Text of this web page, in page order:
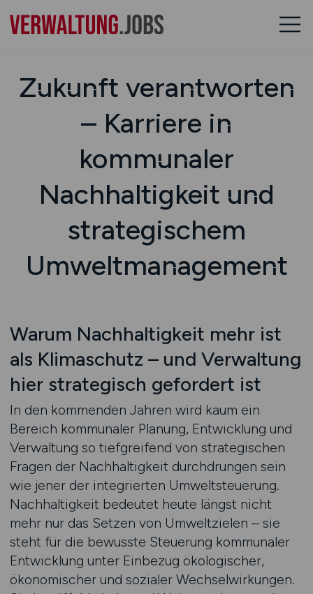
Zukunft verantworten
– Karriere in
kommunaler
Nachhaltigkeit und
strategischem
Umweltmanagement
Warum Nachhaltigkeit mehr ist
als Klimaschutz – und Verwaltung
hier strategisch gefordert ist
In den kommenden Jahren wird kaum ein
Bereich kommunaler Planung, Entwicklung und
Verwaltung so tiefgreifend von strategischen
Fragen der Nachhaltigkeit durchdrungen sein
wie jener der integrierten Umweltsteuerung.
Nachhaltigkeit bedeutet heute längst nicht
mehr nur das Setzen von Umweltzielen – sie
steht für die bewusste Steuerung kommunaler
Entwicklung unter Einbezug ökologischer,
ökonomischer und sozialer Wechselwirkungen.